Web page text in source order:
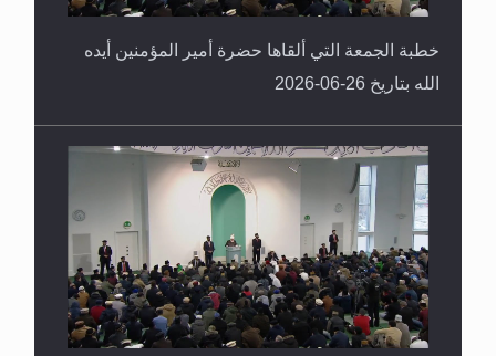
خطبة الجمعة التي ألقاها حضرة أمير المؤمنين أيده
الله بتاريخ 26-06-2026